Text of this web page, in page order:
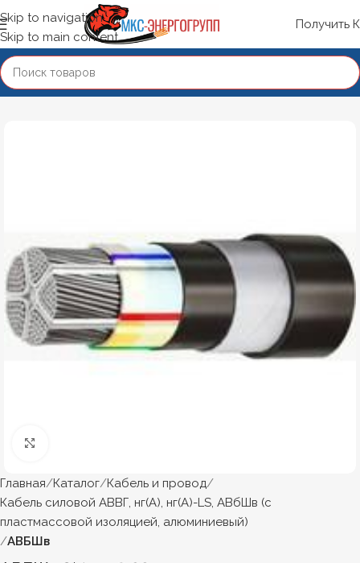
Skip to navigation
Skip to main content
Получить
Главная Каталог Кабель и провод
Кабель силовой АВВГ, нг(А), нг(А)-LS, АВбШв (с
пластмассовой изоляцией, алюминиевый)
АВБШв